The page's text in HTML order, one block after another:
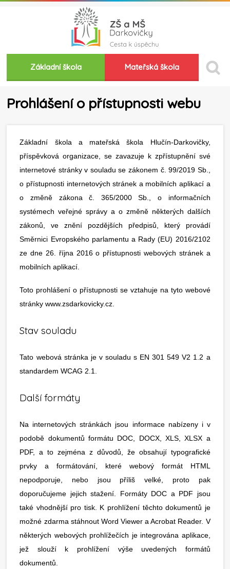
Základní škola Mateřská škola
Prohlášení o přístupnosti webu
Základní škola a mateřská škola Hlučín-Darkovičky,
příspěvková organizace, se zavazuje k zpřístupnění své
internetové stránky v souladu se zákonem č. 99/2019 Sb.,
o přístupnosti internetových stránek a mobilních aplikací a
o změně zákona č. 365/2000 Sb., o informačních
systémech veřejné správy a o změně některých dalších
zákonů, ve znění pozdějších předpisů, který provádí
Směrnici Evropského parlamentu a Rady (EU) 2016/2102
ze dne 26. října 2016 o přístupnosti webových stránek a
mobilních aplikací.
Toto prohlášení o přístupnosti se vztahuje na tyto webové
stránky www.zsdarkovicky.cz.
Stav souladu
Tato webová stránka je v souladu s EN 301 549 V2 1.2 a
standardem WCAG 2.1.
Další formáty
Na internetových stránkách jsou informace nabízeny i v
podobě dokumentů formátu DOC, DOCX, XLS, XLSX a
PDF, a to zejména z důvodů, že obsahují typografické
prvky a formátování, které webový formát HTML
nepodporuje, nebo jsou příliš velké, proto pak
doporučujeme jejich stažení. Formáty DOC a PDF jsou
také vhodnější pro tisk. K prohlížení těchto dokumentů je
možné zdarma stáhnout Word Viewer a Acrobat Reader. V
některých webových prohlížečích je integrována aplikace,
jež slouží k prohlížení výše uvedených formátů
dokumentů.